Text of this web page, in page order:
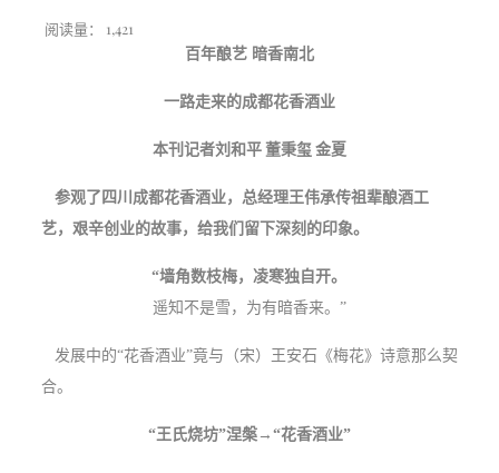
阅读量： 1,421
百年酿艺 暗香南北
一路走来的成都花香酒业
本刊记者刘和平 董秉玺 金夏
参观了四川成都花香酒业，总经理王伟承传祖辈酿酒工
艺，艰辛创业的故事，给我们留下深刻的印象。
“墙角数枝梅，凌寒独自开。
遥知不是雪，为有暗香来。”
发展中的“花香酒业”竟与（宋）王安石《梅花》诗意那么契
合。
“王氏烧坊”涅槃→“花香酒业”